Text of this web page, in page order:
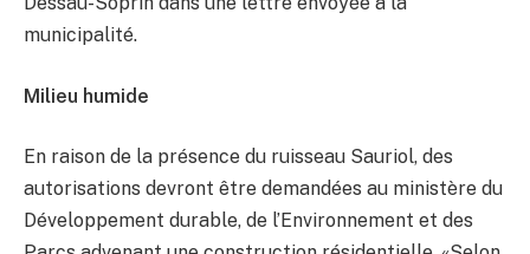
municipalité.
Milieu humide
En raison de la présence du ruisseau Sauriol, des
autorisations devront être demandées au ministère du
Développement durable, de l’Environnement et des